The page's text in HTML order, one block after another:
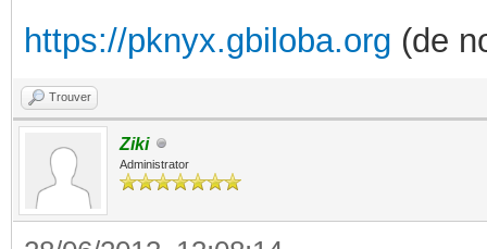
https://pknyx.gbiloba.org (de
Trouver
Ziki
Administrator